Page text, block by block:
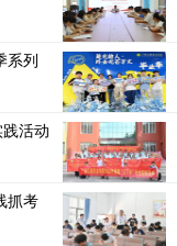
系列
活动
抓考